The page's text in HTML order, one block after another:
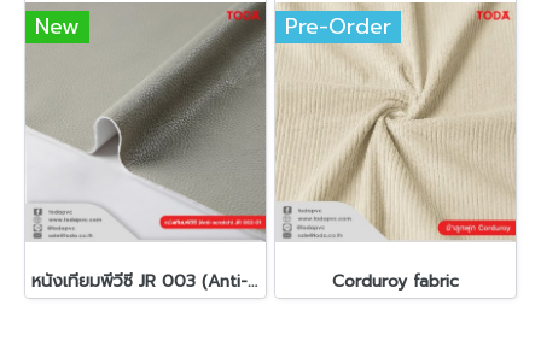
New
หนังเทียมพีวีซี JR 003 (Anti-scratch)(copy)
Pre-Order
Corduroy fabric